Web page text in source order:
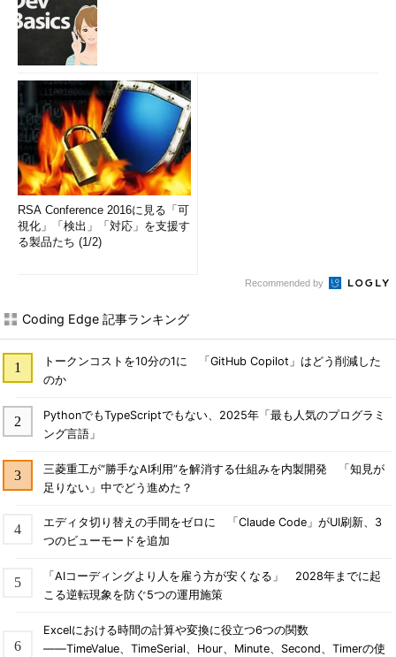
RSA Conference 2016に見る「可
視化」「検出」「対応」を支援す
る製品たち (1/2)
Recommended by
Coding Edge 記事ランキング
トークンコストを10分の1に 「GitHub Copilot」はどう削減した
のか
PythonでもTypeScriptでもない、2025年「最も人気のプログラミ
ング言語」
三菱重工が“勝手なAI利用”を解消する仕組みを内製開発 「知見が
足りない」中でどう進めた？
エディタ切り替えの手間をゼロに 「Claude Code」がUI刷新、3
つのビューモードを追加
「AIコーディングより人を雇う方が安くなる」 2028年までに起
こる逆転現象を防ぐ5つの運用施策
Excelにおける時間の計算や変換に役立つ6つの関数
――TimeValue、TimeSerial、Hour、Minute、Second、Timerの使